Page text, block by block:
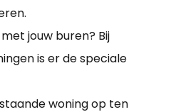
jouw buren? Bij
is er de speciale
woning op ten